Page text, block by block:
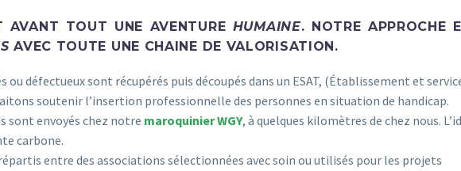
AVANT TOUT UNE AVENTURE HUMAINE. NOTRE APPROCHE
AVEC TOUTE UNE CHAINE DE VALORISATION.
ou défectueux sont récupérés puis découpés dans un ESAT, (Établissement et
soutenir l’insertion professionnelle des personnes en situation de handicap.
sont envoyés chez notre maroquinier WGY, à quelques kilomètres de chez nous.
carbone.
entre des associations sélectionnées avec soin ou utilisés pour les projets